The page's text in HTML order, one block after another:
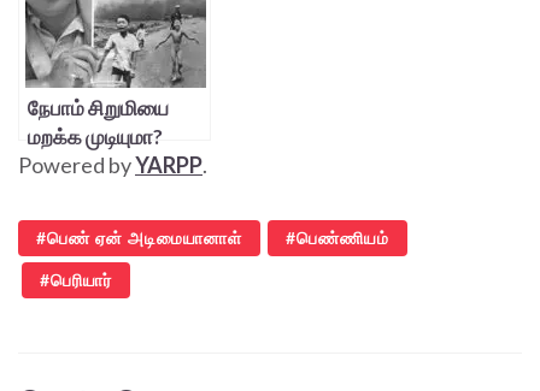
நேபாம் சிறுமியை
மறக்க முடியுமா?
Powered byYARPP.
பெண் ஏன் அடிமையானாள் பெண்ணியம்
பெரியார்